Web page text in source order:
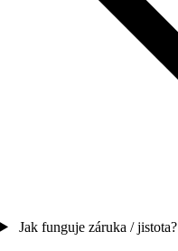
Jak funguje záruka / jistota?